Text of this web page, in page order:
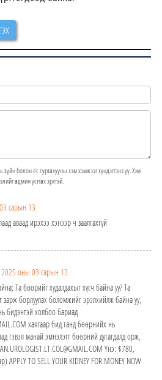
зүйн болон ёс суртахууны хэм хэмжээг хүндэтгэнэ үү. Хэм
админ устгах эрхтэй.
сарын 13
аваад ирэхээ хэнээр ч заалгахгүй
2025 оны 03 сарын 13
Та бөөрийг худалдахыг хүсч байна уу? Та
борлуулах боломжийг эрэлхийлж байна уу,
бидэнтэй холбоо бариад
хаягаар бид танд бөөрнийх нь
гэвэл манай эмнэлэгт бөөрний дутагдалд орж,
Yнэ: $780,
TO SELL YOUR KIDNEY FOR MONEY NOW